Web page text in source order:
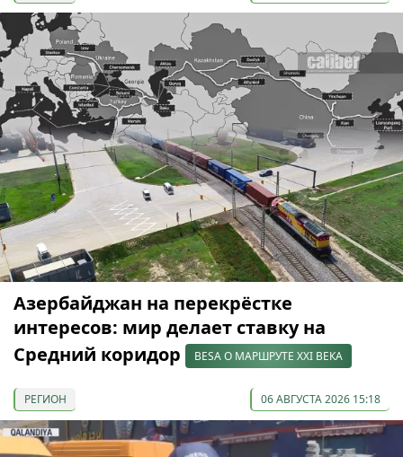
Азербайджан на перекрёстке
интересов: мир делает ставку на
Средний коридор
BESA О МАРШРУТЕ XXI ВЕКА
РЕГИОН 06 АВГУСТА 2026 15:18